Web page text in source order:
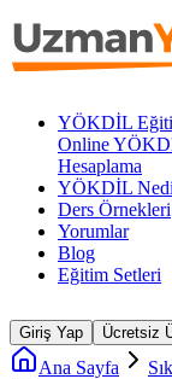
YÖKDİL
Online
Hesaplama
YÖKDİL
Ders Örnekleri
Yorumlar
Blog
Eğitim Setleri
Giriş Yap Ücretsiz
Ana Sayfa